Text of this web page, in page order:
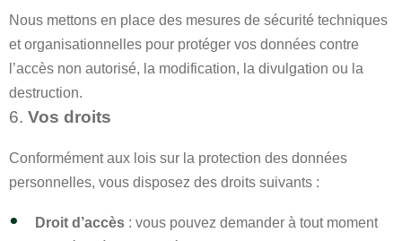
Nous mettons en place des mesures de sécurité techniques
et organisationnelles pour protéger vos données contre
l’accès non autorisé, la modification, la divulgation ou la
destruction.
6. Vos droits
Conformément aux lois sur la protection des données
personnelles, vous disposez des droits suivants :
Droit d’accès : vous pouvez demander à tout moment